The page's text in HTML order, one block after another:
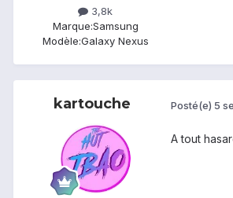
3,8k
Marque:Samsung
Modèle:Galaxy Nexus
kartouche Posté(e) 5
A tout